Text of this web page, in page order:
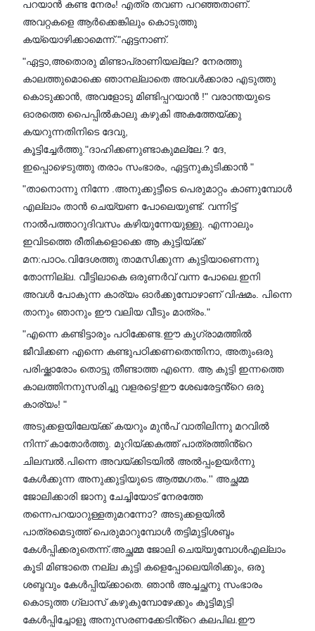
പറയാൻ കണ്ട നേരം! എത്ര തവണ പറഞ്ഞതാണ്.
അവറ്റകളെ ആർക്കെങ്കിലും കൊടുത്തു
കയ്യൊഴിക്കാമെന്ന്."ഏട്ടനാണ്.
"ഏട്ടാ,അതൊരു മിണ്ടാപ്രാണിയല്ലേ? നേരത്തു
കാലത്തുമൊക്കെ ഞാനല്ലാതെ അവൾക്കാരാ എടുത്തു
കൊടുക്കാൻ, അവളോടു മിണ്ടിപ്പറയാൻ !" വരാന്തയുടെ
ഓരത്തെ പൈപ്പിൽകാലു കഴുകി അകത്തേയ്ക്കു
കയറുന്നതിനിടെ ദേവു,
കൂട്ടിച്ചേർത്തു."ദാഹിക്കണുണ്ടാകുമല്ലേ.? ദേ,
ഇപ്പൊഴെടുത്തു തരാം സംഭാരം, ഏട്ടനുകുടിക്കാൻ "
"താനൊന്നു നിന്നേ .അനുക്കുട്ടീടെ പെരുമാറ്റം കാണുമ്പോൾ
എല്ലാം താൻ ചെയ്യണ പോലെയുണ്ട്. വന്നിട്ട്
നാൽപത്താറുദിവസം കഴിയുന്നേയുള്ളു. എന്നാലും
ഇവിടത്തെ രീതികളൊക്കെ ആ കുട്ടിയ്ക്ക്
മന:പാഠം.വിദേശത്തു താമസിക്കുന്ന കുട്ടിയാണെന്നു
തോന്നില്ല. വീട്ടിലാകെ ഒരുണർവ് വന്ന പോലെ.ഇനി
അവൾ പോകുന്ന കാര്യം ഓർക്കുമ്പോഴാണ് വിഷമം. പിന്നെ
താനും ഞാനും ഈ വലിയ വീടും മാത്രം."
"എന്നെ കണ്ടിട്ടാരും പഠിക്കേണ്ട.ഈ കുഗ്രാമത്തിൽ
ജീവിക്കണ എന്നെ കണ്ടുപഠിക്കണതെന്തിനാ, അതുംഒരു
പരിഷ്ക്കാരോം തൊട്ടു തീണ്ടാത്ത എന്നെ. ആ കുട്ടി ഇന്നത്തെ
കാലത്തിനനുസരിച്ചു വളരട്ടെ!ഈ ശേഖരേട്ടൻ്റെ ഒരു
കാര്യം! "
അടുക്കളയിലേയ്ക്ക് കയറും മുൻപ് വാതിലിന്നു മറവിൽ
നിന്ന് കാതോർത്തു. മുറിയ്ക്കകത്ത് പാത്രത്തിൻ്റെ
ചിലമ്പൽ.പിന്നെ അവയ്ക്കിടയിൽ അൽപ്പംഉയർന്നു
കേൾക്കുന്ന അനുക്കുട്ടിയുടെ ആത്മഗതം.'' അച്ഛമ്മ
ജോലിക്കാരി ജാനു ചേച്ചിയോട് നേരത്തേ
തന്നെപറയാറുള്ളതുമറന്നോ? അടുക്കളയിൽ
പാത്രമെടുത്ത് പെരുമാറുമ്പോൾ തട്ടിമുട്ടിശബ്ദം
കേൾപ്പിക്കരുതെന്ന്.അച്ഛമ്മ ജോലി ചെയ്യുമ്പോൾഎല്ലാം
കൂടി മിണ്ടാതെ നല്ല കുട്ടി കളെപ്പോലെയിരിക്കും, ഒരു
ശബ്ദവും കേൾപ്പിയ്ക്കാതെ. ഞാൻ അച്ചച്ഛനു സംഭാരം
കൊടുത്ത ഗ്ലാസ് കഴുകുമ്പോഴേക്കും കൂട്ടിമുട്ടി
കേൾപ്പിച്ചോളൂ അനുസരണക്കേടിൻ്റെ കലപില.ഈ